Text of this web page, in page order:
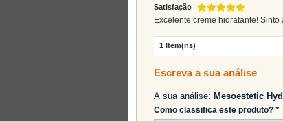
Satisfação
Excelente creme hidratante!
1 Item(ns)
Escreva a sua análise
A sua análise: Mesoestetic
Como classifica este produto? *